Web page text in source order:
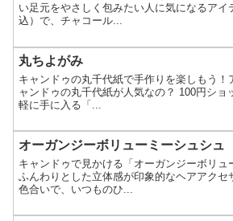
い足元をやさしく包みたい人に気になるアイ
込）で、チャコール...
丸ちよがみ
キャンドゥの丸千代紙で手作りを楽しもう！
ャンドゥの丸千代紙が人気なの？ 100円ショ
軽に手に入る「...
オーガンジーボリューミーシュシュ
キャンドゥで見かける「オーガンジーボリュ
ふんわりとした立体感が印象的なヘアアクセ
色合いで、いつものひ...